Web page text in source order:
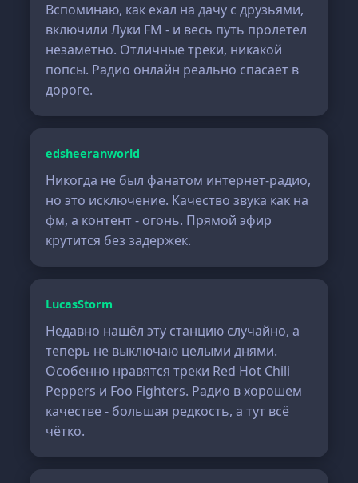
Вспоминаю, как ехал на дачу с друзьями,
включили Луки FM - и весь путь пролетел
незаметно. Отличные треки, никакой
попсы. Радио онлайн реально спасает в
дороге.
edsheeranworld
Никогда не был фанатом интернет-радио,
но это исключение. Качество звука как на
фм, а контент - огонь. Прямой эфир
крутится без задержек.
LucasStorm
Недавно нашёл эту станцию случайно, а
теперь не выключаю целыми днями.
Особенно нравятся треки Red Hot Chili
Peppers и Foo Fighters. Радио в хорошем
качестве - большая редкость, а тут всё
чётко.